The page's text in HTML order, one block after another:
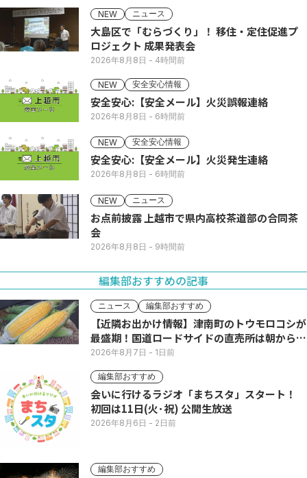
NEW ニュース
大島区で「むらづくり」！ 移住・定住促進プ
ロジェクト 成果発表会
2026年8月8日 - 4時間前
NEW 安全安心情報
安全安心:【安全メール】火災誤報連絡
2026年8月8日 - 6時間前
NEW 安全安心情報
安全安心:【安全メール】火災発生連絡
2026年8月8日 - 6時間前
NEW ニュース
お点前披露 上越市で県内高校茶道部の合同茶
会
2026年8月8日 - 9時間前
編集部おすすめの記事
ニュース 編集部おすすめ
【近隣お出かけ情報】津南町のトウモロコシが
最盛期！国道ロードサイドの直売所は朝から長
い列
2026年8月7日 - 1日前
編集部おすすめ
会いに行けるラジオ「まちスタ」スタート！
初回は11日(火･祝) 公開生放送
2026年8月6日 - 2日前
編集部おすすめ